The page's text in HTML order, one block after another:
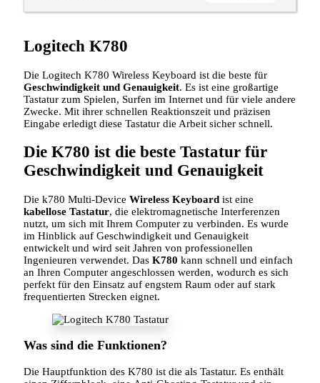
Logitech K780
Die Logitech K780 Wireless Keyboard ist die beste für
Geschwindigkeit und Genauigkeit. Es ist eine großartige
Tastatur zum Spielen, Surfen im Internet und für viele andere
Zwecke. Mit ihrer schnellen Reaktionszeit und präzisen
Eingabe erledigt diese Tastatur die Arbeit sicher schnell.
Die K780 ist die beste Tastatur für
Geschwindigkeit und Genauigkeit
Die k780 Multi-Device Wireless Keyboard ist eine
kabellose Tastatur, die elektromagnetische Interferenzen
nutzt, um sich mit Ihrem Computer zu verbinden. Es wurde
im Hinblick auf Geschwindigkeit und Genauigkeit
entwickelt und wird seit Jahren von professionellen
Ingenieuren verwendet. Das K780 kann schnell und einfach
an Ihren Computer angeschlossen werden, wodurch es sich
perfekt für den Einsatz auf engstem Raum oder auf stark
frequentierten Strecken eignet.
Was sind die Funktionen?
Die Hauptfunktion des K780 ist die als Tastatur. Es enthält